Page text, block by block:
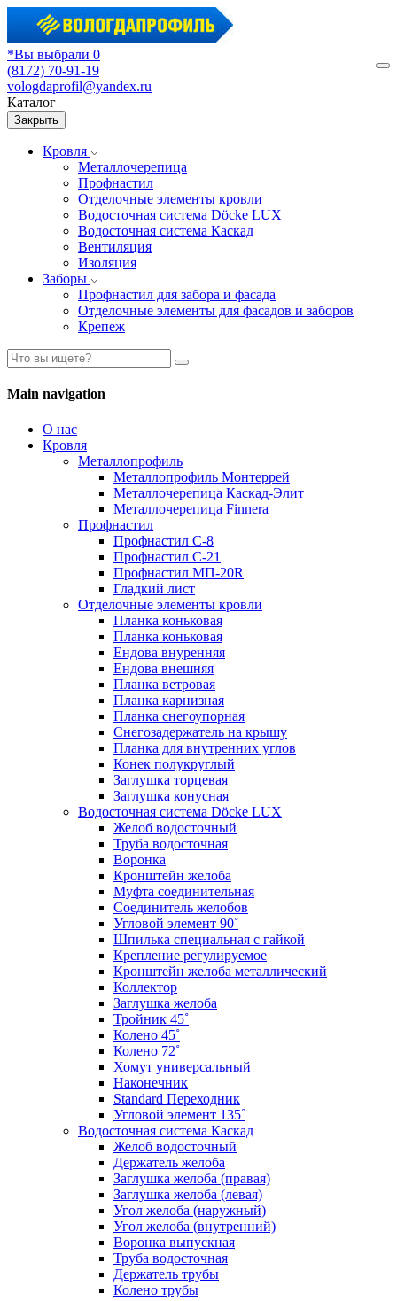
*Вы выбрали 0
(8172) 70-91-19
vologdaprofil@yandex.ru
Каталог
Закрыть
Кровля
Металлочерепица
Профнастил
Отделочные элементы кровли
Водосточная система Döcke LUX
Водосточная система Каскад
Вентиляция
Изоляция
Заборы
Профнастил для забора и фасада
Отделочные элементы для фасадов и заборов
Крепеж
Main navigation
О нас
Кровля
Металлопрофиль
Металлопрофиль Монтеррей
Металлочерепица Каскад-Элит
Металлочерепица Finnera
Профнастил
Профнастил С-8
Профнастил С-21
Профнастил МП-20R
Гладкий лист
Отделочные элементы кровли
Планка коньковая
Планка коньковая
Ендова внуренняя
Ендова внешняя
Планка ветровая
Планка карнизная
Планка снегоупорная
Снегозадержатель на крышу
Планка для внутренних углов
Конек полукруглый
Заглушка торцевая
Заглушка конусная
Водосточная система Döcke LUX
Желоб водосточный
Труба водосточная
Воронка
Кронштейн желоба
Муфта соединительная
Соединитель желобов
Угловой элемент 90˚
Шпилька специальная с гайкой
Крепление регулируемое
Кронштейн желоба металлический
Коллектор
Заглушка желоба
Тройник 45˚
Колено 45˚
Колено 72˚
Хомут универсальный
Наконечник
Standard Переходник
Угловой элемент 135˚
Водосточная система Каскад
Желоб водосточный
Держатель желоба
Заглушка желоба (правая)
Заглушка желоба (левая)
Угол желоба (наружный)
Угол желоба (внутренний)
Воронка выпускная
Труба водосточная
Держатель трубы
Колено трубы